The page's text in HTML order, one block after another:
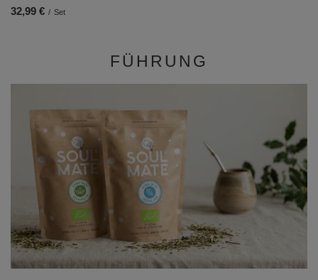
32,99 € / Set
FÜHRUNG